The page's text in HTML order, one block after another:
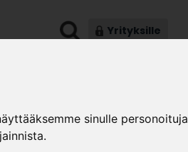
sinulle personoituja
Yrityksille